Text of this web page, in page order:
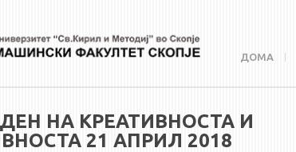
ДОМА
НА КРЕАТИВНОСТА И
21 АПРИЛ 2018